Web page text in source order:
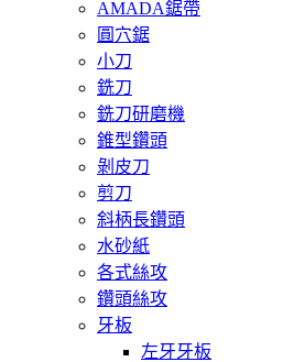
AMADA鋸帶
圓穴鋸
小刀
銑刀
銑刀研磨機
錐型鑽頭
剝皮刀
剪刀
斜柄長鑽頭
水砂紙
各式絲攻
鑽頭絲攻
牙板
左牙牙板